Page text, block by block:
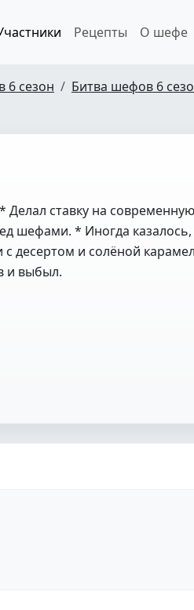
Рецепты О шефе
6 сезон
Битва шефов 6
ставку на
шефами. * Иногда казалось,
десертом и солёной
и выбыл.